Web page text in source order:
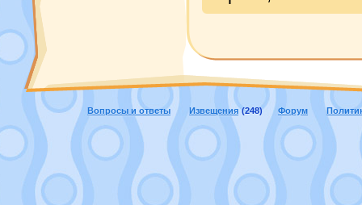
Вопросы и ответы Извещения (248) Форум